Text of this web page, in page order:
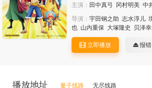
主演： 田中真弓 冈村明美 中
导演： 宇田钢之助 志水淳儿
也 山内重保 大塚隆史 贝泽
立即播放 报错
播放地址 量子线路 无尽线路